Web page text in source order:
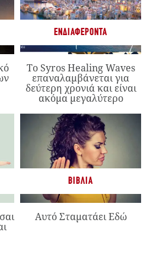
ΕΝΔΙΑΦΈΡΟΝΤΑ
Το Syros Healing Waves
επαναλαμβάνεται για
δεύτερη χρονιά και είναι
ακόμα μεγαλύτερο
ΒΙΒΛΊΑ
Αυτό Σταματάει Εδώ